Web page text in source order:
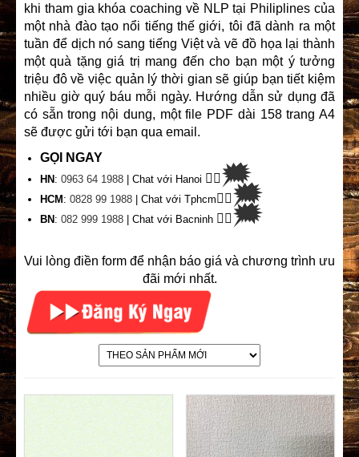
khi tham gia khóa coaching về NLP tại Philiplines của
một nhà đào tạo nổi tiếng thế giới, tôi đã dành ra một
tuần để dịch nó sang tiếng Việt và vẽ đồ họa lại thành
một quà tặng giá trị mang đến cho bạn một ý tưởng
triệu đô về việc quản lý thời gian sẽ giúp bạn tiết kiệm
nhiều giờ quý báu mỗi ngày. Hướng dẫn sử dụng đã
có sẵn trong nội dung, một file PDF dài 158 trang A4
sẽ được gửi tới bạn qua email.
GỌI NGAY
HN: 0963 64 1988 | Chat với Hanoi 👉🏽🗯
HCM: 0828 99 1988 | Chat với Tphcm 👉🏽🗯
BN: 082 999 1988 | Chat với Bacninh 👉🏽🗯
Vui lòng điền form để nhận báo giá và chương trình ưu
đãi mới nhất.